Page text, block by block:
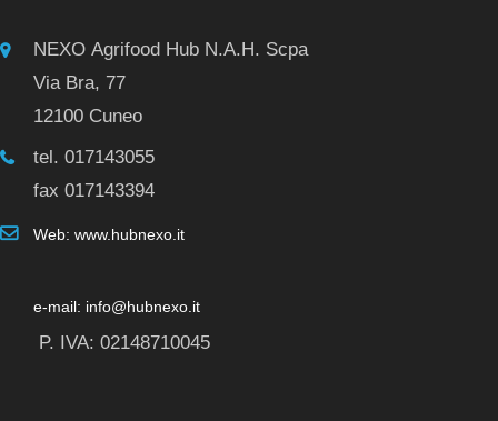
NEXO Agrifood Hub N.A.H. Scpa
Via Bra, 77
12100 Cuneo
tel. 017143055
fax 017143394
Web: www.hubnexo.it
e-mail: info@hubnexo.it
P. IVA: 02148710045